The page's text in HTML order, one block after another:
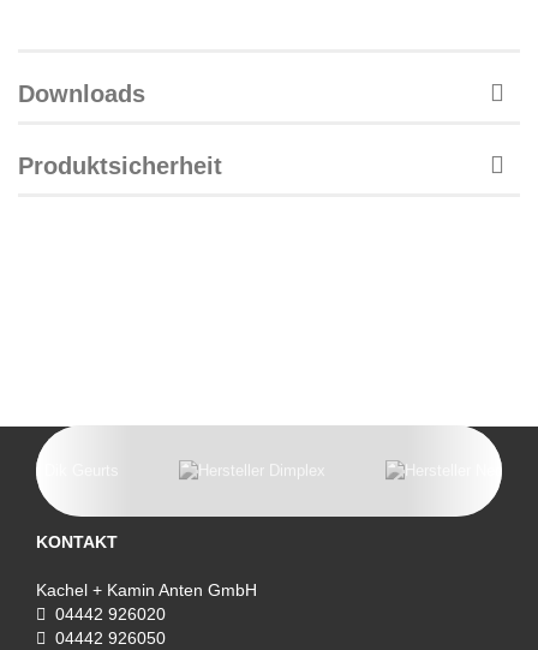
Downloads
Produktsicherheit
KONTAKT
Kachel + Kamin Anten GmbH
04442 926020
04442 926050